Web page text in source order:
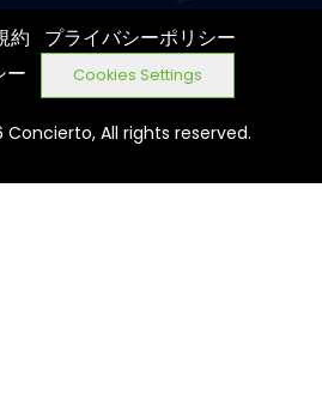
約
プライバシーポリシー
ー
Cookies Settings
All rights reserved.